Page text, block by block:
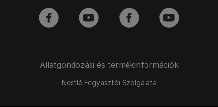
Állatgondozási és termékinformációk
Nestlé Fogyasztói Szolgálata
facebook youtube facebook youtube